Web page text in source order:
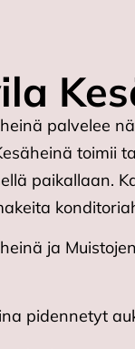
palvelee
toimii
paikallaan.
ja
pidennetyt